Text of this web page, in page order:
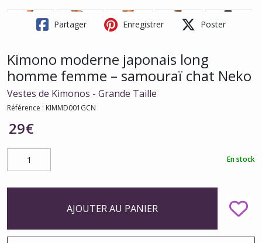
Partager Enregistrer Poster
Kimono moderne japonais long
homme femme – samouraï chat Neko
Vestes de Kimonos - Grande Taille
Référence : KIMMD001GCN
29€
En stock
AJOUTER AU PANIER